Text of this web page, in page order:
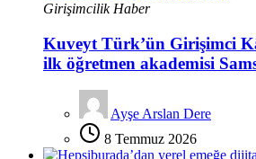
Girişimcilik Haber
Kuveyt Türk’ün Girişimci
ilk öğretmen akademisi
Ayşe Arslan Dere
8 Temmuz 2026